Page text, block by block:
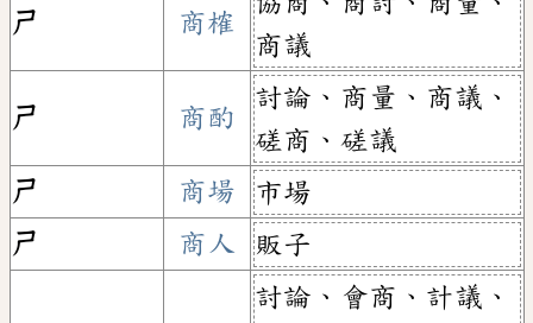
ㄕ 商榷
商議
ㄕ 商酌
討論、商量、商議、
磋商、磋議
ㄕ
商場
市場
ㄕ
商人 販子
討論、會商、計議、